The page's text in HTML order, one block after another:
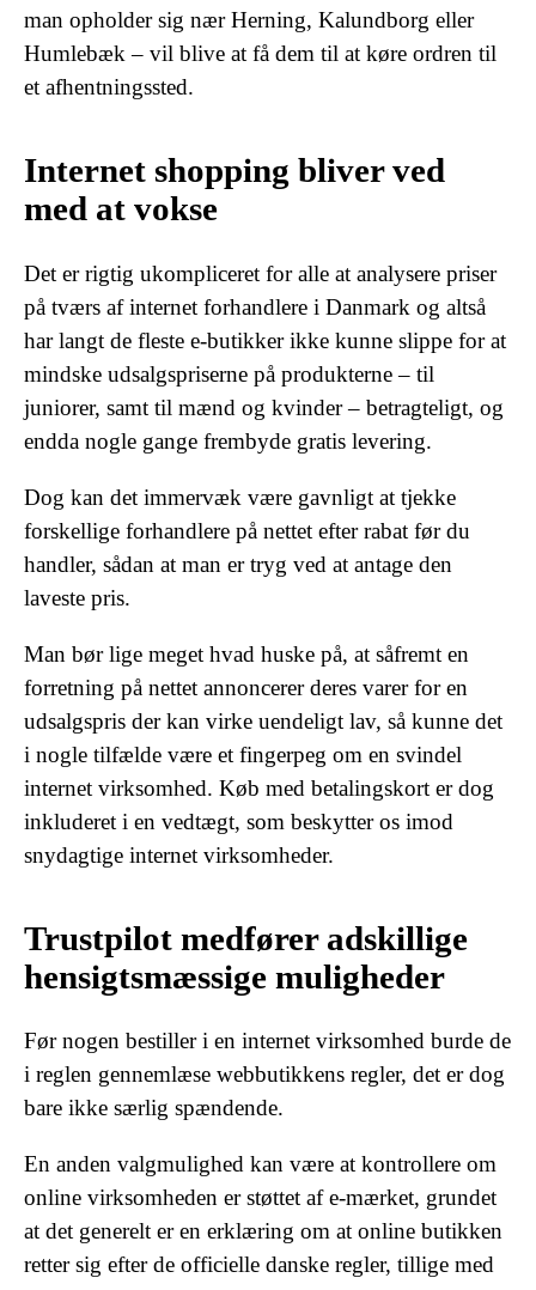
man opholder sig nær Herning, Kalundborg eller
Humlebæk – vil blive at få dem til at køre ordren til
et afhentningssted.
Internet shopping bliver ved
med at vokse
Det er rigtig ukompliceret for alle at analysere priser
på tværs af internet forhandlere i Danmark og altså
har langt de fleste e-butikker ikke kunne slippe for at
mindske udsalgspriserne på produkterne – til
juniorer, samt til mænd og kvinder – betragteligt, og
endda nogle gange frembyde gratis levering.
Dog kan det immervæk være gavnligt at tjekke
forskellige forhandlere på nettet efter rabat før du
handler, sådan at man er tryg ved at antage den
laveste pris.
Man bør lige meget hvad huske på, at såfremt en
forretning på nettet annoncerer deres varer for en
udsalgspris der kan virke uendeligt lav, så kunne det
i nogle tilfælde være et fingerpeg om en svindel
internet virksomhed. Køb med betalingskort er dog
inkluderet i en vedtægt, som beskytter os imod
snydagtige internet virksomheder.
Trustpilot medfører adskillige
hensigtsmæssige muligheder
Før nogen bestiller i en internet virksomhed burde de
i reglen gennemlæse webbutikkens regler, det er dog
bare ikke særlig spændende.
En anden valgmulighed kan være at kontrollere om
online virksomheden er støttet af e-mærket, grundet
at det generelt er en erklæring om at online butikken
retter sig efter de officielle danske regler, tillige med